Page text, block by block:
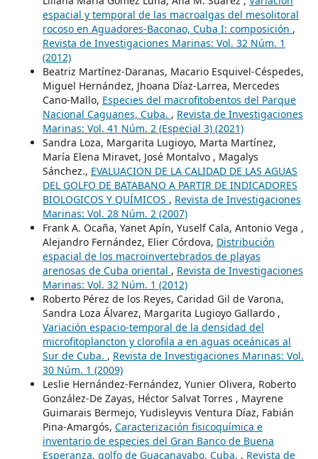
espacial y temporal de las macroalgas del mesolitoral
rocoso en Aguadores-Baconao, Cuba I: composición ,
Revista de Investigaciones Marinas: Vol. 32 Núm. 1
(2012)
Beatriz Martínez-Daranas, Macario Esquivel-Céspedes,
Miguel Hernández, Jhoana Díaz-Larrea, Mercedes
Cano-Mallo, Especies del macrofitobentos del Parque
Nacional Caguanes, Cuba. , Revista de Investigaciones
Marinas: Vol. 41 Núm. 2 (Especial 3) (2021)
Sandra Loza, Margarita Lugioyo, Marta Martínez,
María Elena Miravet, José Montalvo , Magalys
Sánchez., EVALUACION DE LA CALIDAD DE LAS AGUAS
DEL GOLFO DE BATABANO A PARTIR DE INDICADORES
BIOLOGICOS Y QUÍMICOS , Revista de Investigaciones
Marinas: Vol. 28 Núm. 2 (2007)
Frank A. Ocaña, Yanet Apín, Yuself Cala, Antonio Vega ,
Alejandro Fernández, Elier Córdova, Distribución
espacial de los macroinvertebrados de playas
arenosas de Cuba oriental , Revista de Investigaciones
Marinas: Vol. 32 Núm. 1 (2012)
Roberto Pérez de los Reyes, Caridad Gil de Varona,
Sandra Loza Álvarez, Margarita Lugioyo Gallardo ,
Variación espacio-temporal de la densidad del
microfitoplancton y clorofila a en aguas oceánicas al
Sur de Cuba. , Revista de Investigaciones Marinas: Vol.
30 Núm. 1 (2009)
Leslie Hernández-Fernández, Yunier Olivera, Roberto
González-De Zayas, Héctor Salvat Torres , Mayrene
Guimarais Bermejo, Yudisleyvis Ventura Díaz, Fabián
Pina-Amargós, Caracterización fisicoquímica e
inventario de especies del Gran Banco de Buena
Esperanza, golfo de Guacanayabo, Cuba. , Revista de